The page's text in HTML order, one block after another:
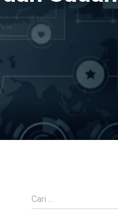
C
a
Cari …